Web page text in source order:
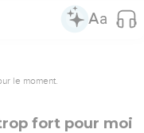
le moment.
fort pour moi